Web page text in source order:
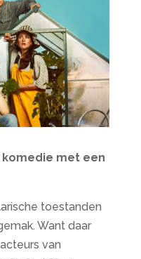
met een
toestanden
Want daar
van